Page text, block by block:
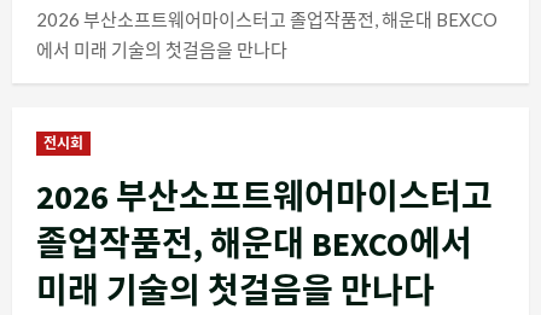
뉴
2026 부산소프트웨어마이스터고 졸업작품전, 해운대 BEXCO
에서 미래 기술의 첫걸음을 만나다
전시회
2026 부산소프트웨어마이스터고
졸업작품전, 해운대 BEXCO에서
미래 기술의 첫걸음을 만나다